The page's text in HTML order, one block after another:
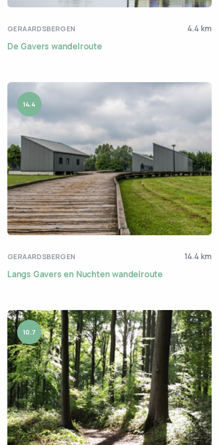
GERAARDSBERGEN 4.4 km
De Gavers wandelroute
14.4
GERAARDSBERGEN 14.4 km
Langs Gavers en Nuchten wandelroute
10.7